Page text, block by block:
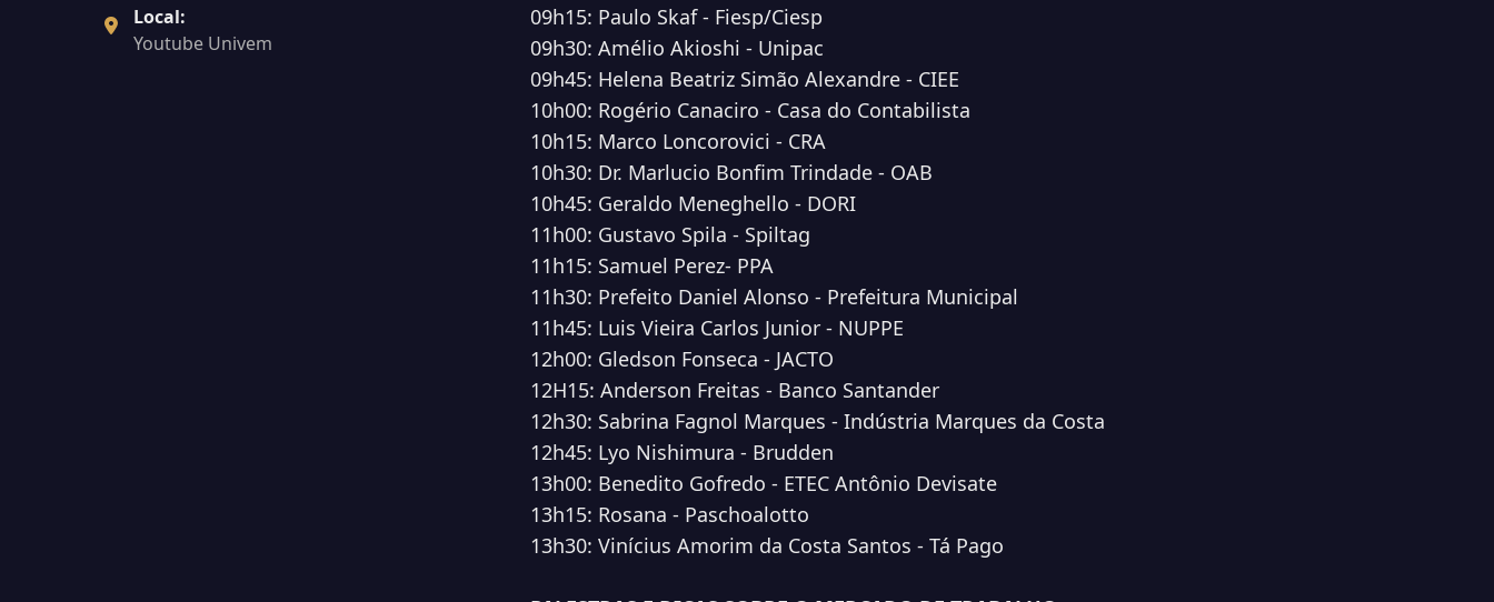
Local:
Youtube Univem
09h15: Paulo Skaf - Fiesp/Ciesp
09h30: Amélio Akioshi - Unipac
09h45: Helena Beatriz Simão Alexandre - CIEE
10h00: Rogério Canaciro - Casa do Contabilista
10h15: Marco Loncorovici - CRA
10h30: Dr. Marlucio Bonfim Trindade - OAB
10h45: Geraldo Meneghello - DORI
11h00: Gustavo Spila - Spiltag
11h15: Samuel Perez- PPA
11h30: Prefeito Daniel Alonso - Prefeitura Municipal
11h45: Luis Vieira Carlos Junior - NUPPE
12h00: Gledson Fonseca - JACTO
12H15: Anderson Freitas - Banco Santander
12h30: Sabrina Fagnol Marques - Indústria Marques da Costa
12h45: Lyo Nishimura - Brudden
13h00: Benedito Gofredo - ETEC Antônio Devisate
13h15: Rosana - Paschoalotto
13h30: Vinícius Amorim da Costa Santos -Tá Pago